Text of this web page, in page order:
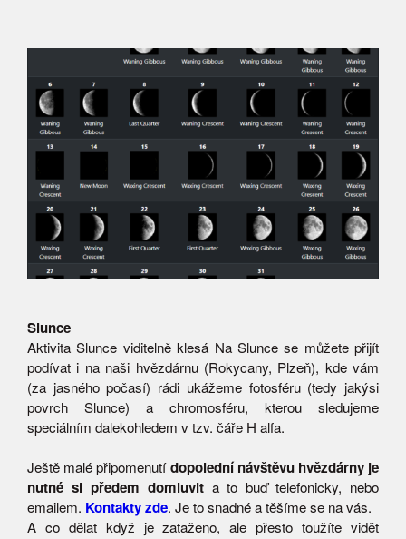
Slunce
Aktivita Slunce viditelně klesá Na Slunce se můžete přijít
podívat i na naši hvězdárnu (Rokycany, Plzeň), kde vám
(za jasného počasí) rádi ukážeme fotosféru (tedy jakýsi
povrch Slunce) a chromosféru, kterou sledujeme
speciálním dalekohledem v tzv. čáře H alfa.
Ještě malé připomenutídopolední návštěvu hvězdárny je
nutné si předem domluvita to buď telefonicky, nebo
emailem. Kontakty zde. Je to snadné a těšíme se na vás.
A co dělat když je zataženo, ale přesto toužíte vidět